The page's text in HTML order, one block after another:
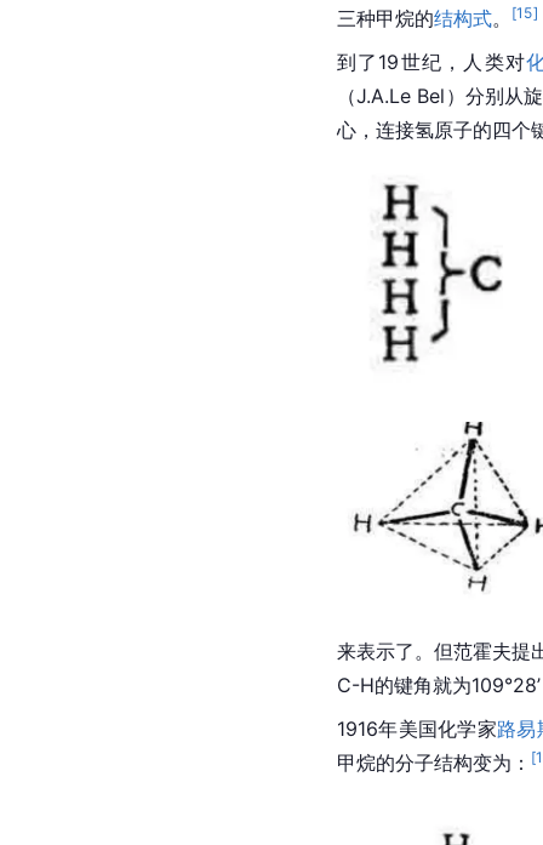
三种甲烷的结构式。 [15]
到了19世纪，人类对
（J.A.Le Bel）分别从
心，连接氢原子的四个
来表示了。但范霍夫提
C-H的键角就为
1916年美国化学家路易
甲烷的分子结构变为： [